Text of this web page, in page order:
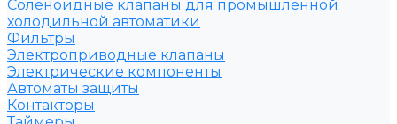
Соленоидные клапаны для промышленной
холодильной автоматики
Фильтры
Электроприводные клапаны
Электрические компоненты
Автоматы защиты
Контакторы